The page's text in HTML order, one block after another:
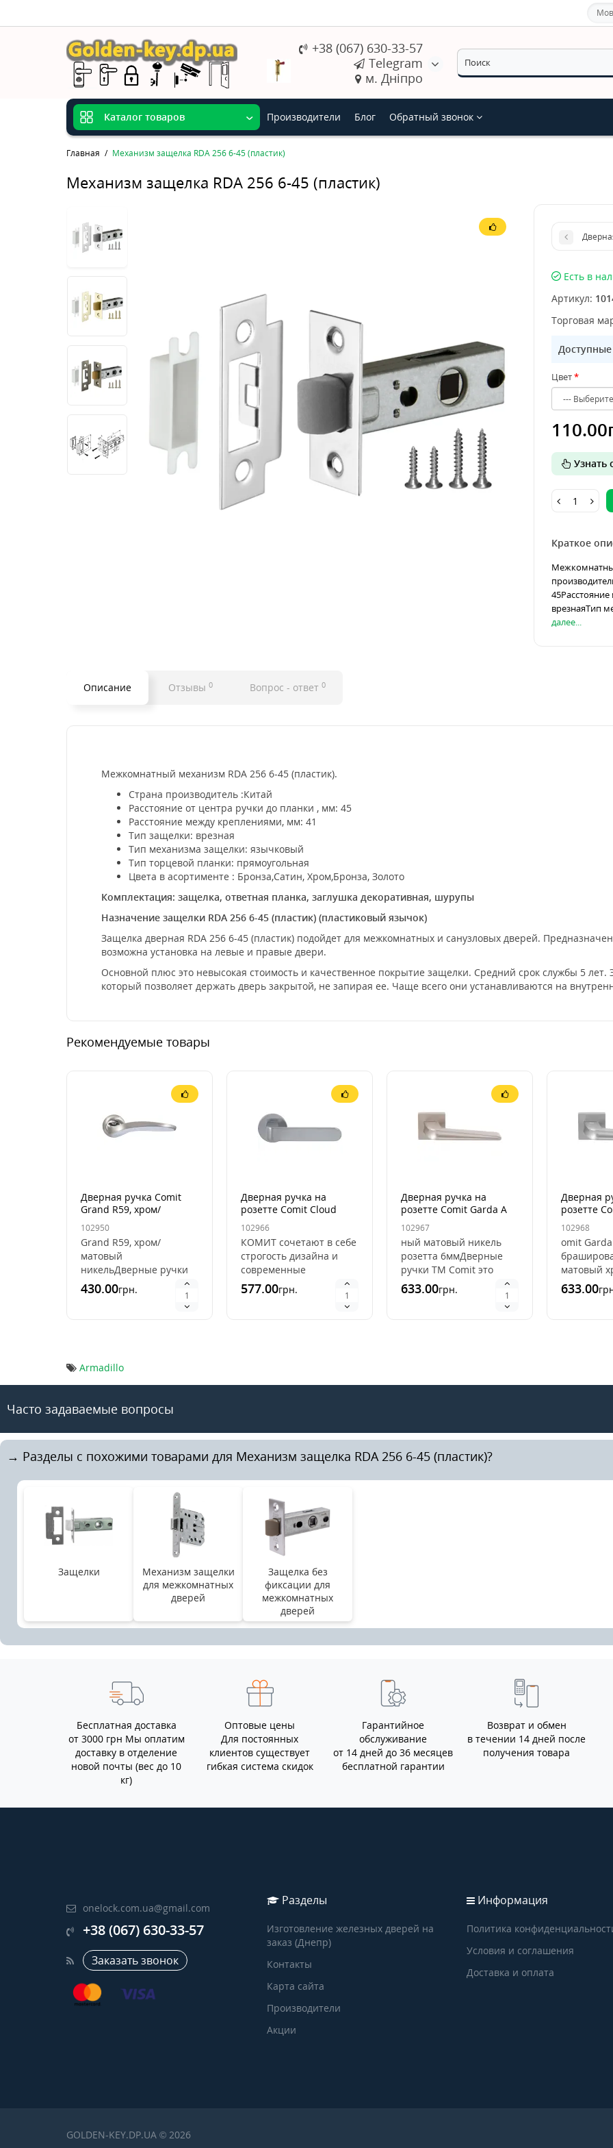
+38 (067) 630-33-57
Telegram
м. Дніпро
Каталог товаров Производители Блог Обратный звонок
Главная Механизм защелка RDA 256 6-45 (пластик)
Механизм защелка RDA 256 6-45 (пластик)
Есть в
Артикул:
Торговая
Цвет
Узнать
Краткое
врезнаяТип
далее...
Описание Отзывы 0 Вопрос - ответ 0
Межкомнатный механизм RDA 256 6-45 (пластик).
Страна производитель :Китай
Расстояние от центра ручки до планки , мм: 45
Расстояние между креплениями, мм: 41
Тип защелки: врезная
Тип механизма защелки: язычковый
Тип торцевой планки: прямоугольная
Цвета в асортименте : Бронза,Сатин, Хром,Бронза, Золото
Комплектация: защелка, ответная планка, заглушка декоративная, шурупы
Назначение защелки RDA 256 6-45 (пластик) (пластиковый язычок)
Защелка дверная RDA 256 6-45 (пластик) подойдет для межкомнатных и санузловых дверей.
возможна установка на левые и правые двери.
Основной плюс это невысокая стоимость и качественное покрытие защелки. Средний срок службы 5 лет.
который позволяет держать дверь закрытой, не запирая ее. Чаще всего они устанавливаются на
Рекомендуемые товары
Дверная ручка Comit
Grand R59, хром/
матовый никель,
102950
Grand R59, хром/
матовый
никельДверные ручки
ТМ Comit это недорогие
и качественные ручки
производства Китай. И
430.00грн.
Дверная ручка на
розетте Comit Cloud
матовый хром розетта
6мм
102966
КОМИТ сочетают в себе
строгость дизайна и
современные
тенденции. Ручки
используются для
577.00грн.
Дверная ручка на
розетте Comit Garda А
брашированный
матовый никель розетта
6мм
102967
ный матовый никель
розетта 6ммДверные
ручки ТМ Comit это
недорогие и
качественные ручки
производства Китай. И
633.00грн.
Дверная
розетте
матовый
6мм
102968
omit
матовый
Comit это
633.00
Armadillo
Часто задаваемые вопросы
→ Разделы с похожими товарами для Механизм защелка RDA 256 6-45 (пластик)?
Защелки
Механизм защелки
для межкомнатных
дверей
Защелка без
фиксации для
межкомнатных
дверей
Бесплатная доставка
от 3000 грн Мы оплатим
доставку в отделение
новой почты (вес до 10
кг)
Оптовые цены
Для постоянных
клиентов существует
гибкая система скидок
Гарантийное
обслуживание
от 14 дней до 36 месяцев
бесплатной гарантии
Возврат и обмен
в течении 14 дней после
получения товара
onelock.com.ua@gmail.com
+38 (067) 630-33-57
Заказать звонок
Разделы
Изготовление железных дверей на
заказ (Днепр)
Контакты
Карта сайта
Производители
Акции
Информация
Политика
Условия и соглашения
Доставка и оплата
GOLDEN-KEY.DP.UA © 2026